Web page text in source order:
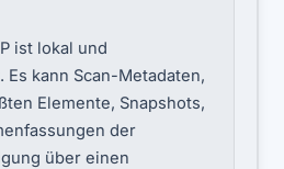
ist lokal und
kann Scan-Metadaten,
Elemente, Snapshots,
der
über einen